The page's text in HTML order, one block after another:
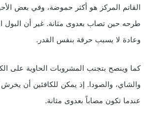
القاتم المركز هو أكثر حموضة، وفي بعض
طرحه حين تصاب بعدوى مثانة. غير أن البول
وعادة لا يسبب حرقة بنفس القدر.
كما وينصح بتجنب المشروبات الحاوية على
والشاي، والصودا. إذ يمكن للكافئين أن يخرش
عندما تكون مصاباً بعدوى مثانة.